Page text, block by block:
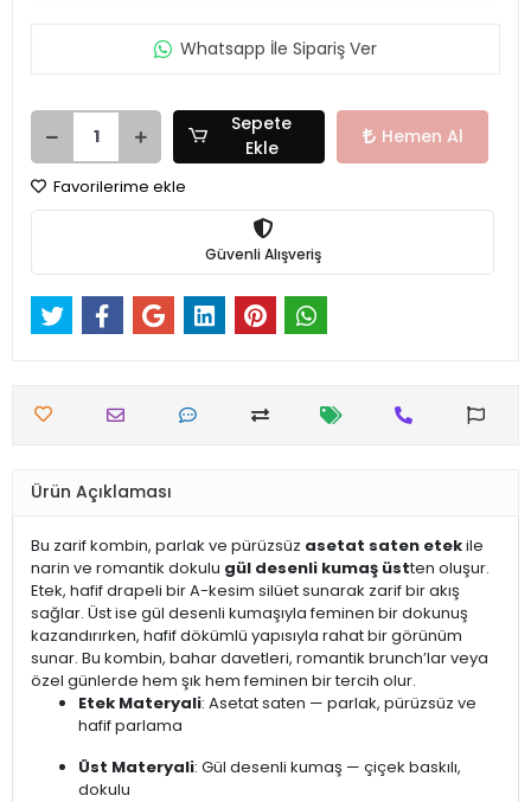
Whatsapp İle Sipariş Ver
Sepete
Ekle
Hemen Al
Favorilerime ekle
Güvenli Alışveriş
Ürün Açıklaması
Bu zarif kombin, parlak ve pürüzsüz asetat saten etekile
narin ve romantik dokulu gül desenli kumaş üstten oluşur.
Etek, hafif drapeli bir A-kesim silüet sunarak zarif bir akış
sağlar. Üst ise gül desenli kumaşıyla feminen bir dokunuş
kazandırırken, hafif dökümlü yapısıyla rahat bir görünüm
sunar. Bu kombin, bahar davetleri, romantik brunch’lar veya
özel günlerde hem şık hem feminen bir tercih olur.
Etek Materyali: Asetat saten — parlak, pürüzsüz ve
hafif parlama
Üst Materyali: Gül desenli kumaş — çiçek baskılı,
dokulu